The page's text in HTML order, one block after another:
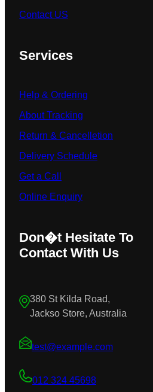
Contact US
Services
Help & Ordering
About Tracking
Return & Cancelletion
Delivery Schedule
Get a Call
Online Enquiry
Don�t Hesitate To
Contact With Us
380 St Kilda Road,
Jackso Store, Australia
test@example.com
012 324 45698